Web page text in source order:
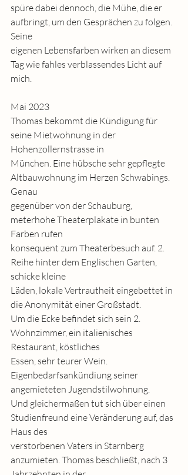
spüre dabei dennoch, die Mühe, die er
aufbringt, um den Gesprächen zu folgen.
Seine
eigenen Lebensfarben wirken an diesem
Tag wie fahles verblassendes Licht auf
mich.
Mai 2023
Thomas bekommt die Kündigung für
seine Mietwohnung in der
Hohenzollernstrasse in
München. Eine hübsche sehr gepflegte
Altbauwohnung im Herzen Schwabings.
Genau
gegenüber von der Schauburg,
meterhohe Theaterplakate in bunten
Farben rufen
konsequent zum Theaterbesuch auf. 2.
Reihe hinter dem Englischen Garten,
schicke kleine
Läden, lokale Vertrautheit eingebettet in
die Anonymität einer Großstadt.
Um die Ecke befindet sich sein 2.
Wohnzimmer, ein italienisches
Restaurant, köstliches
Essen, sehr teurer Wein.
Eigenbedarfsankündiung seiner
angemieteten Jugendstilwohnung.
Und gleichermaßen tut sich über einen
Studienfreund eine Veränderung auf, das
Haus des
verstorbenen Vaters in Starnberg
anzumieten. Thomas beschließt, nach 3